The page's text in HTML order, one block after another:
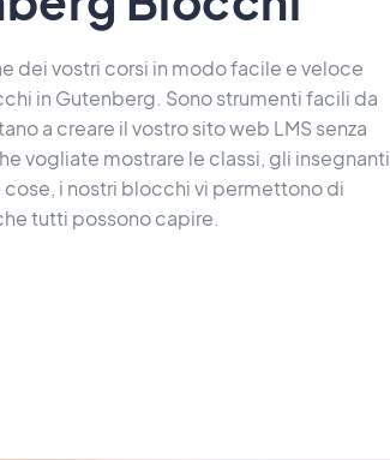
dei vostri corsi in modo facile e veloce
in Gutenberg. Sono strumenti facili da
a creare il vostro sito web LMS senza
vogliate mostrare le classi, gli insegnanti
cose, i nostri blocchi vi permettono di
tutti possono capire.